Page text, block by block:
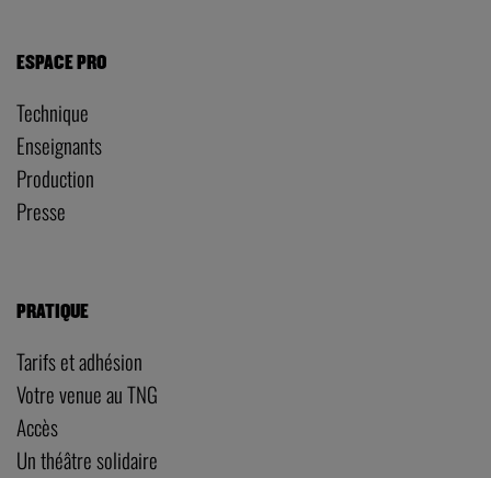
ESPACE PRO
Technique
Enseignants
Production
Presse
PRATIQUE
Tarifs et adhésion
Votre venue au TNG
Accès
Un théâtre solidaire